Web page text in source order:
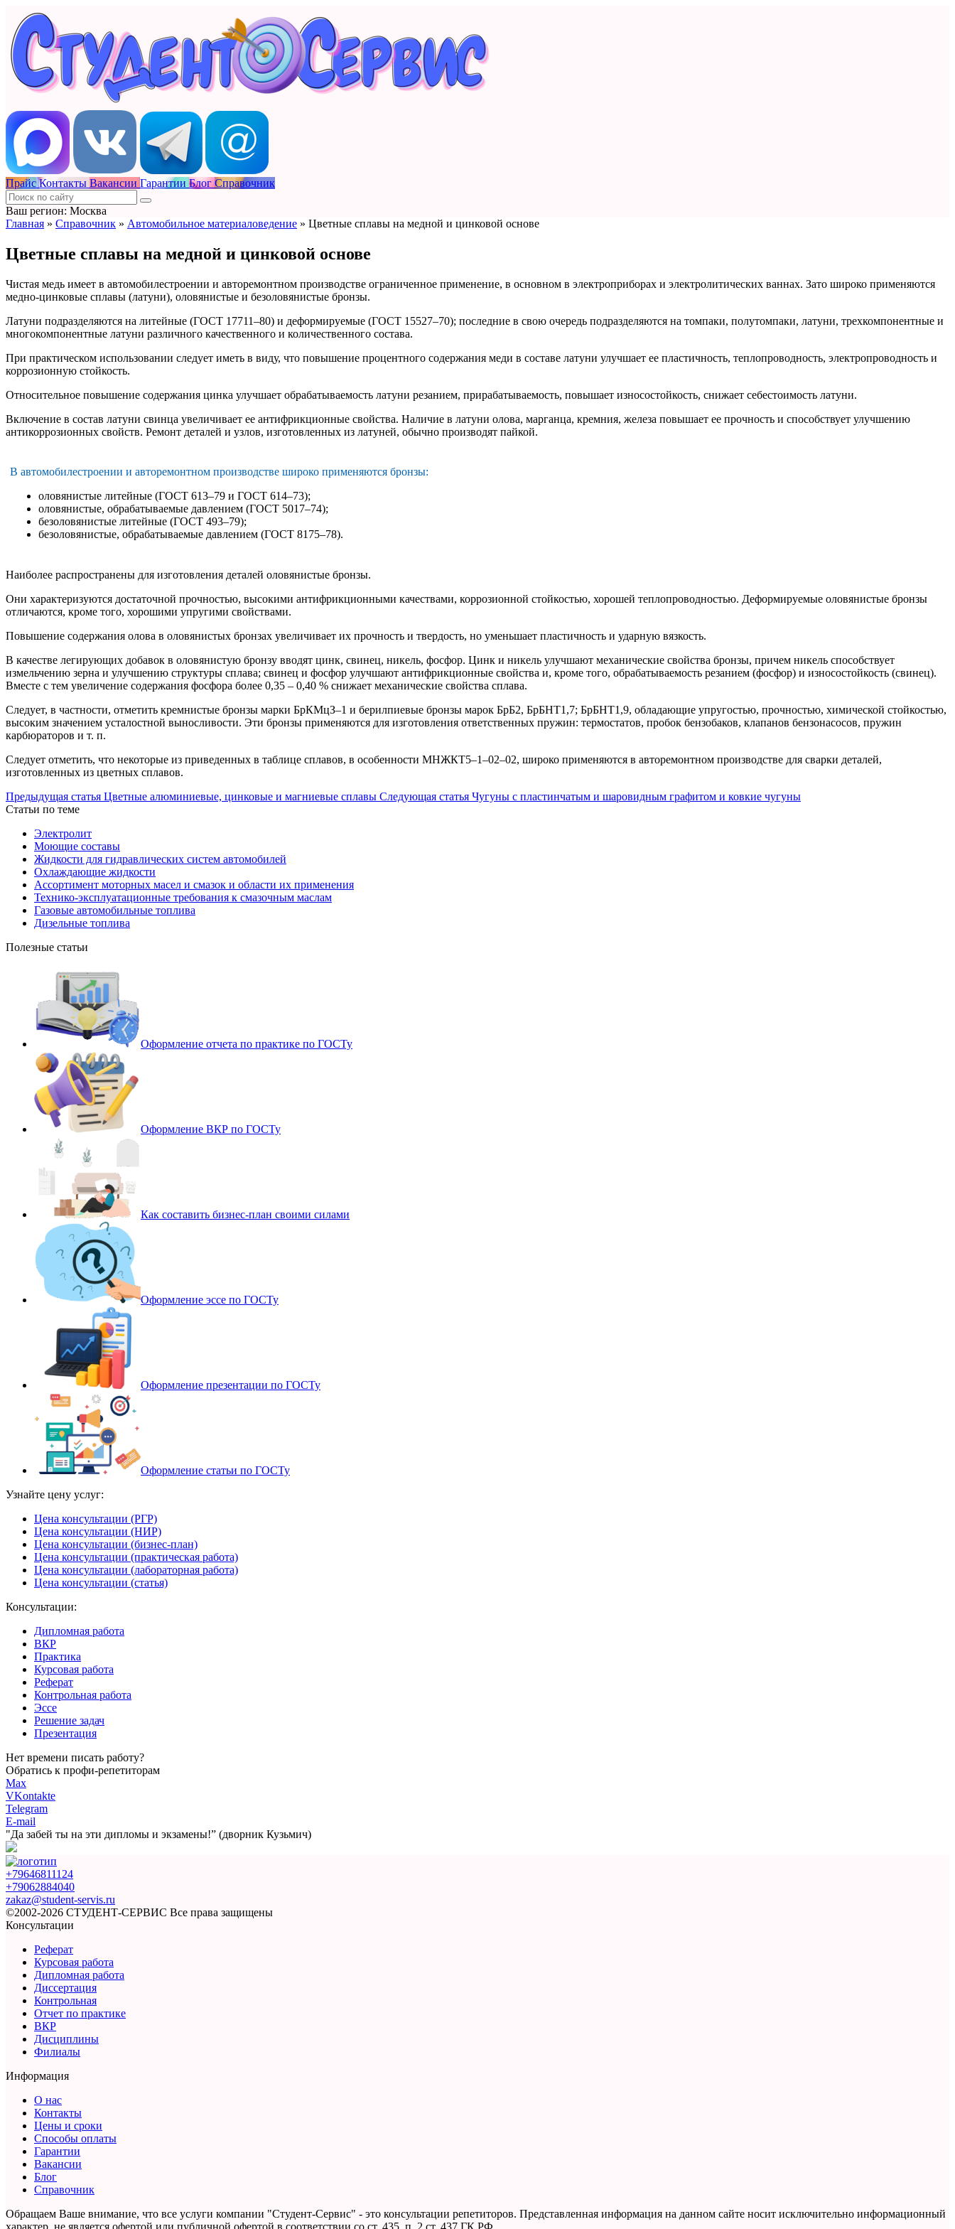
Прайс Контакты Вакансии Гарантии Блог Справочник
Ваш регион: Москва
Главная » Справочник » Автомобильное материаловедение » Цветные сплавы на медной и цинковой основе
Цветные сплавы на медной и цинковой основе
Чистая медь имеет в автомобилестроении и авторемонтном производстве ограниченное применение, в основном в электроприборах и электролитических ваннах. Зато широко применяются
медно-цинковые сплавы (латуни), оловянистые и безоловянистые бронзы.
Латуни подразделяются на литейные (ГОСТ 17711–80) и деформируемые (ГОСТ 15527–70); последние в свою очередь подразделяются на томпаки, полутомпаки, латуни, трехкомпонентные и
многокомпонентные латуни различного качественного и количественного состава.
При практическом использовании следует иметь в виду, что повышение процентного содержания меди в составе латуни улучшает ее пластичность, теплопроводность, электропроводность и
коррозионную стойкость.
Относительное повышение содержания цинка улучшает обрабатываемость латуни резанием, прирабатываемость, повышает износостойкость, снижает себестоимость латуни.
Включение в состав латуни свинца увеличивает ее антифрикционные свойства. Наличие в латуни олова, марганца, кремния, железа повышает ее прочность и способствует улучшению
антикоррозионных свойств. Ремонт деталей и узлов, изготовленных из латуней, обычно производят пайкой.
В автомобилестроении и авторемонтном производстве широко применяются бронзы:
оловянистые литейные (ГОСТ 613–79 и ГОСТ 614–73);
оловянистые, обрабатываемые давлением (ГОСТ 5017–74);
безоловянистые литейные (ГОСТ 493–79);
безоловянистые, обрабатываемые давлением (ГОСТ 8175–78).
Наиболее распространены для изготовления деталей оловянистые бронзы.
Они характеризуются достаточной прочностью, высокими антифрикционными качествами, коррозионной стойкостью, хорошей теплопроводностью. Деформируемые оловянистые бронзы
отличаются, кроме того, хорошими упругими свойствами.
Повышение содержания олова в оловянистых бронзах увеличивает их прочность и твердость, но уменьшает пластичность и ударную вязкость.
В качестве легирующих добавок в оловянистую бронзу вводят цинк, свинец, никель, фосфор. Цинк и никель улучшают механические свойства бронзы, причем никель способствует
измельчению зерна и улучшению структуры сплава; свинец и фосфор улучшают антифрикционные свойства и, кроме того, обрабатываемость резанием (фосфор) и износостойкость (свинец).
Вместе с тем увеличение содержания фосфора более 0,35 – 0,40 % снижает механические свойства сплава.
Следует, в частности, отметить кремнистые бронзы марки БрКМцЗ–1 и берилпиевые бронзы марок БрБ2, БрБНТ1,7; БрБНТ1,9, обладающие упругостью, прочностью, химической стойкостью,
высоким значением усталостной выносливости. Эти бронзы применяются для изготовления ответственных пружин: термостатов, пробок бензобаков, клапанов бензонасосов, пружин
карбюраторов и т. п.
Следует отметить, что некоторые из приведенных в таблице сплавов, в особенности МНЖКТ5–1–02–02, широко применяются в авторемонтном производстве для сварки деталей,
изготовленных из цветных сплавов.
Предыдущая статья Цветные алюминиевые, цинковые и магниевые сплавы Следующая статья Чугуны с пластинчатым и шаровидным графитом и ковкие чугуны
Статьи по теме
Электролит
Моющие составы
Жидкости для гидравлических систем автомобилей
Охлаждающие жидкости
Ассортимент моторных масел и смазок и области их применения
Технико‐эксплуатационные требования к смазочным маслам
Газовые автомобильные топлива
Дизельные топлива
Полезные статьи
Оформление отчета по практике по ГОСТу
Оформление ВКР по ГОСТу
Как составить бизнес-план своими силами
Оформление эссе по ГОСТу
Оформление презентации по ГОСТу
Оформление статьи по ГОСТу
Узнайте цену услуг:
Цена консультации (РГР)
Цена консультации (НИР)
Цена консультации (бизнес-план)
Цена консультации (практическая работа)
Цена консультации (лабораторная работа)
Цена консультации (статья)
Консультации:
Дипломная работа
ВКР
Практика
Курсовая работа
Реферат
Контрольная работа
Эссе
Решение задач
Презентация
Нет времени писать работу?
Обратись к профи-репетиторам
Max
VKontakte
Telegram
E-mail
"Да забей ты на эти дипломы и экзамены!” (дворник Кузьмич)
+79646811124
+79062884040
zakaz@student-servis.ru
©2002-2026 СТУДЕНТ-СЕРВИС Все права защищены
Консультации
Реферат
Курсовая работа
Дипломная работа
Диссертация
Контрольная
Отчет по практике
ВКР
Дисциплины
Филиалы
Информация
О нас
Контакты
Цены и сроки
Способы оплаты
Гарантии
Вакансии
Блог
Справочник
Обращаем Ваше внимание, что все услуги компании "Студент-Сервис" - это консультации репетиторов. Представленная информация на данном сайте носит исключительно информационный
характер, не является офертой или публичной офертой в соответствии со ст. 435, п. 2 ст. 437 ГК РФ.